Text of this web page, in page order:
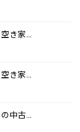
空き家…
空き家…
の中古…